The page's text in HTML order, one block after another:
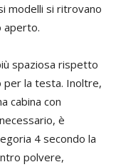
modelli si ritrovano
aperto.
spaziosa rispetto
per la testa. Inoltre,
cabina con
è
4 secondo la
polvere,